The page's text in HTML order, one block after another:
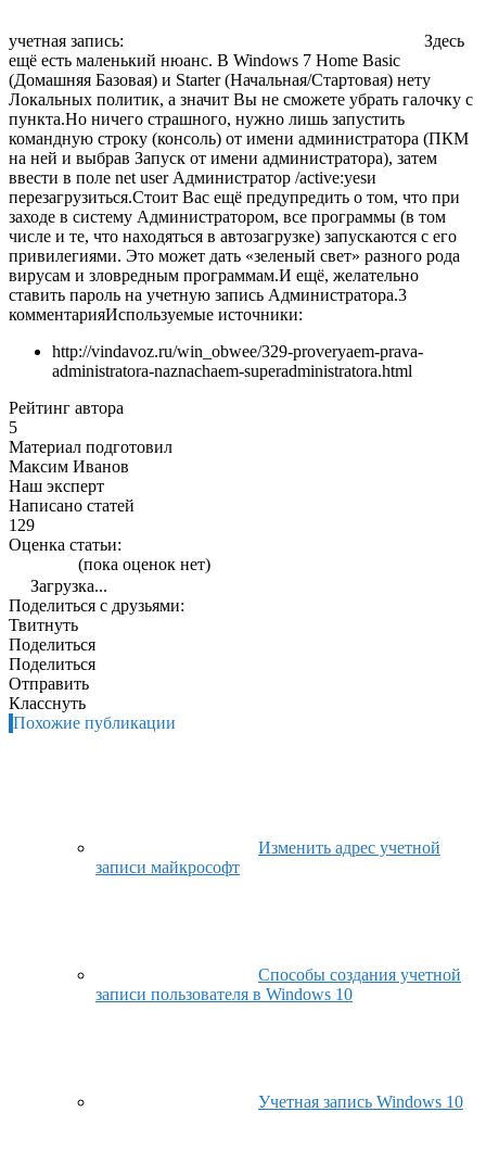
учетная запись:
Здесь
ещё есть маленький нюанс. В Windows 7 Home Basic
(Домашняя Базовая) и Starter (Начальная/Стартовая) нету
Локальных политик, а значит Вы не сможете убрать галочку с
пункта.Но ничего страшного, нужно лишь запустить
командную строку (консоль) от имени администратора (ПКМ
на ней и выбрав Запуск от имени администратора), затем
ввести в поле net user Администратор /active:yesи
перезагрузиться.Стоит Вас ещё предупредить о том, что при
заходе в систему Администратором, все программы (в том
числе и те, что находяться в автозагрузке) запускаются с его
привилегиями. Это может дать «зеленый свет» разного рода
вирусам и зловредным программам.И ещё, желательно
ставить пароль на учетную запись Администратора.3
комментарияИспользуемые источники:
http://vindavoz.ru/win_obwee/329-proveryaem-prava-
administratora-naznachaem-superadministratora.html
Рейтинг автора
5
Материал подготовил
Максим Иванов
Наш эксперт
Написано статей
129
Оценка статьи:
(пока оценок нет)
Загрузка...
Поделиться с друзьями:
Твитнуть
Поделиться
Поделиться
Отправить
Класснуть
Похожие публикации
Изменить адрес учетной
записи майкрософт
Способы создания учетной
записи пользователя в Windows 10
Учетная запись Windows 10